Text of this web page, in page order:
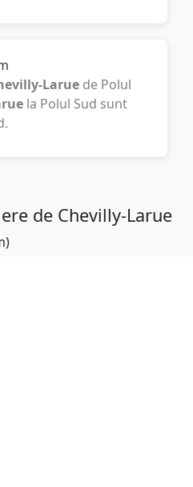
Larue de Polul
la Polul Sud sunt
de Chevilly-Larue